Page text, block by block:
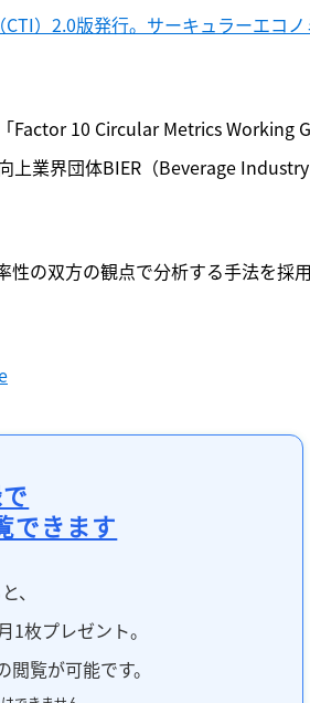
）2.0版発行。サーキュラーエコ
Factor 10 Circular Metrics Working
上業界団体BIER（Beverage Industry
の双方の観点で分析する手法を採
できます
、
枚プレゼント。
覧が可能です。